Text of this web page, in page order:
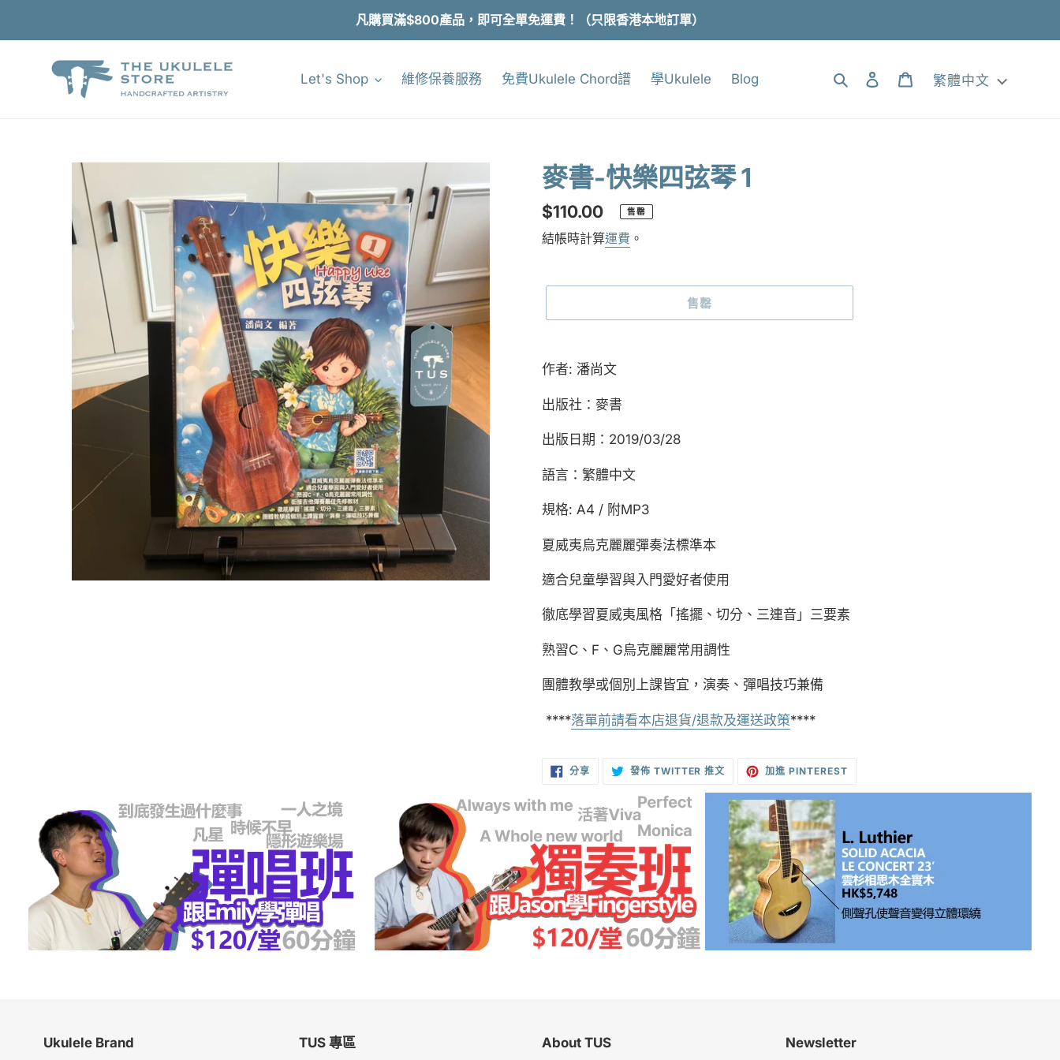
凡購買滿$800產品，即可全單免運費！（只限香港本地訂單）
Let's Shop 維修保養服務 免費Ukulele Chord譜 學Ukulele Blog 搜尋 登入 購物車
繁體中文
麥書-快樂四弦琴 1
定
價
$110.00 售罄
結帳時計算運費 。
售罄
在
產
加
您
的
物
作者: 潘尚文
出版社：麥書
出版日期：2019/03/28
語言：繁體中文
規格: A4 / 附MP3
夏威夷烏克麗麗彈奏法標準本
適合兒童學習與入門愛好者使用
徹底學習夏威夷風格「搖擺、切分、三連音」三要素
熟習C、F、G烏克麗麗常用調性
團體教學或個別上課皆宜，演奏、彈唱技巧兼備
****落單前請看本店退貨/退款及運送政策****
分享分
FACEBOOK
發佈 TWITTER 推文
TWITTER
發
佈
推
文
加進 PINTEREST加
Ukulele Brand TUS 專區 About TUS Newsletter